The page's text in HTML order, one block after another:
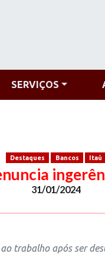
SERVIÇOS
Destaques Bancos Itaú
31/01/2024
trabalho após ser